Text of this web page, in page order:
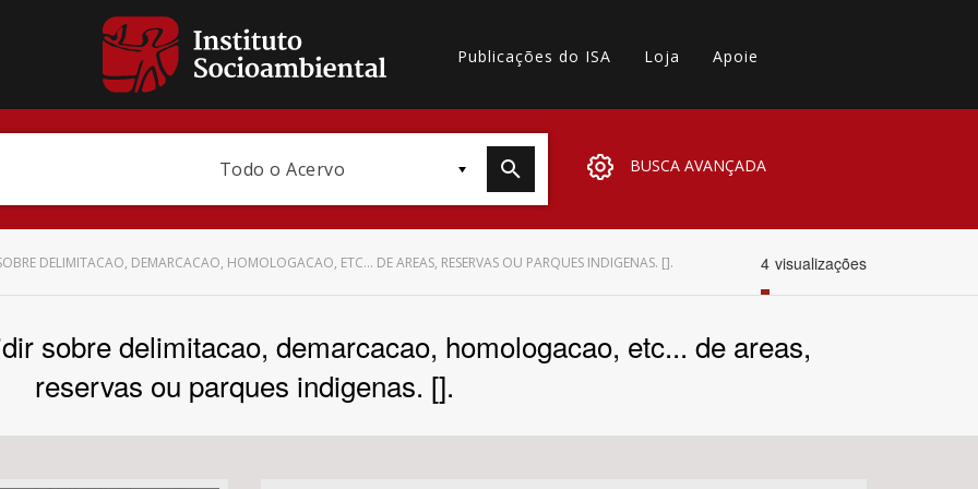
Publicações do ISA Loja Apoie
Todo o Acervo BUSCA AVANÇADA
Bioma / Bacia
DELIMITACAO, DEMARCACAO, HOMOLOGACAO, ETC... DE AREAS, RESERVAS OU PARQUES INDIGENAS. []. 4 visualizações
sobre delimitacao, demarcacao, homologacao, etc... de areas,
reservas ou parques indigenas. [].